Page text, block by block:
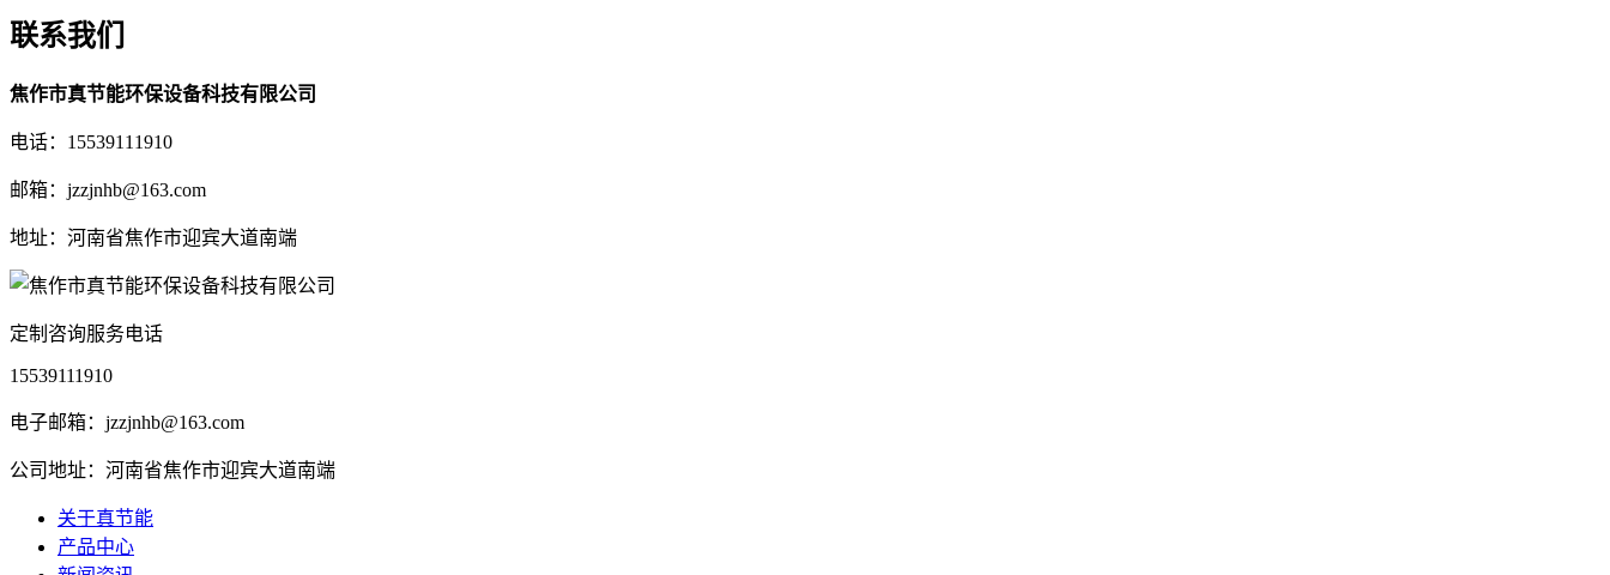
联系我们
焦作市真节能环保设备科技有限公司
电话：15539111910
邮箱：jzzjnhb@163.com
地址：河南省焦作市迎宾大道南端
定制咨询服务电话
15539111910
电子邮箱：jzzjnhb@163.com
公司地址：河南省焦作市迎宾大道南端
关于真节能
产品中心